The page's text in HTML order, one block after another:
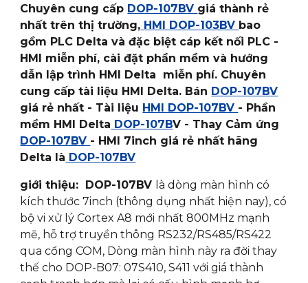
Chuyên cung cấp DOP-107BV giá thành rẻ
nhất trên thị trường, HMI DOP-103BV bao
gồm PLC Delta và đặc biệt cáp kết nối PLC -
HMI miễn phí, cài đặt phần mềm và hướng
dẫn lập trình HMI Delta miễn phí. Chuyên
cung cấp tài liệu HMI Delta. Bán DOP-107BV
giá rẻ nhất - Tài liệu HMI DOP-107BV - Phần
mềm HMI Delta DOP-107BV - Thay Cảm ứng
DOP-107BV - HMI 7inch giá rẻ nhất hãng
Delta là DOP-107BV
giới thiệu: DOP-107BV là dòng màn hình có
kích thước 7inch (thông dụng nhất hiện nay), có
bộ vi xử lý Cortex A8 mới nhất 800MHz mạnh
mẽ, hỗ trợ truyền thông RS232/RS485/RS422
qua cổng COM, Dòng màn hình này ra đời thay
thế cho DOP-B07: 07S410, S411 với giá thành